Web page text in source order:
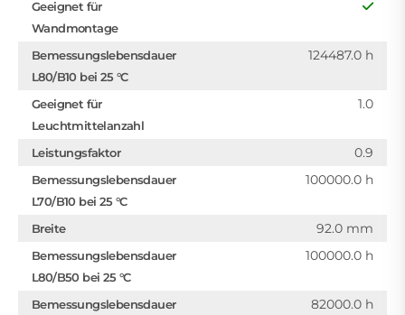
Geeignet für
Wandmontage
Bemessungslebensdauer
L80/B10 bei 25 °C
124487.0 h
Geeignet für
Leuchtmittelanzahl
1.0
Leistungsfaktor 0.9
Bemessungslebensdauer
L70/B10 bei 25 °C
100000.0 h
Breite 92.0 mm
Bemessungslebensdauer
L80/B50 bei 25 °C
100000.0 h
Bemessungslebensdauer
82000.0 h